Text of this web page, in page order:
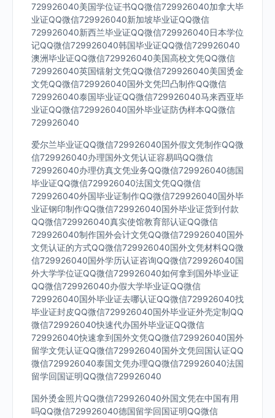
729926040美国学位证书QQ微信729926040加拿大毕
业证QQ微信729926040新加坡毕业证QQ微信
729926040新西兰毕业证QQ微信729926040日本学位
记QQ微信729926040韩国毕业证QQ微信729926040
澳洲毕业证QQ微信729926040美国高校文凭QQ微信
729926040英国镭射文凭QQ微信729926040美国烫金
文凭QQ微信729926040国外文凭凹凸制作QQ微信
729926040泰国毕业证QQ微信729926040马来西亚毕
业证QQ微信729926040国外毕业证防伪样本QQ微信
729926040
爱尔兰毕业证QQ微信729926040国外假文凭制作QQ微
信729926040办理国外文凭认证容易吗QQ微信
729926040办理仿真文凭业务QQ微信729926040德国
毕业证QQ微信729926040法国文凭QQ微信
729926040外国毕业证制作QQ微信729926040国外毕
业证钢印制作QQ微信729926040国外毕业证货到付款
QQ微信729926040真实使馆教育部认证QQ微信
729926040制作国外会计文凭QQ微信729926040国外
文凭认证的方式QQ微信729926040国外文凭材料QQ微
信729926040国外学历认证咨询QQ微信729926040国
外大学学位证QQ微信729926040如何拿到国外毕业证
QQ微信729926040办假大学毕业证QQ微信
729926040国外毕业证去哪认证QQ微信729926040找
毕业证封皮QQ微信729926040国外毕业证外壳定制QQ
微信729926040快速代办国外毕业证QQ微信
729926040快速拿到国外文凭QQ微信729926040国外
留学文凭认证QQ微信729926040国外文凭回国认证QQ
微信729926040泰国文凭办理QQ微信729926040法国
留学回国证明QQ微信729926040
国外烫金照片QQ微信729926040外国文凭在中国有用
吗QQ微信729926040德国留学回国证明QQ微信